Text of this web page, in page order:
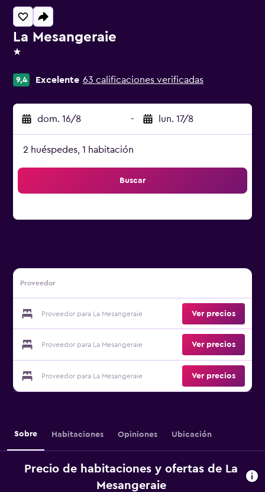
La Mesangeraie
1 estrella
9,4 Excelente 63 calificaciones verificadas
dom. 16/8 - lun. 17/8
2 huéspedes, 1 habitación
Buscar
Proveedor
Proveedor para La Mesangeraie Ver precios
Proveedor para La Mesangeraie Ver precios
Proveedor para La Mesangeraie Ver precios
Sobre Habitaciones Opiniones Ubicación
Precio de habitaciones y ofertas de La
Mesangeraie